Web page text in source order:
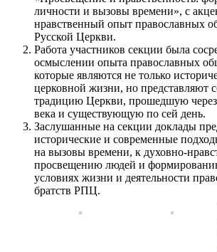
личности и вызовы времени», с
нравственный опыт православных
Русской Церкви.
Работа участников секции была
осмыслении опыта православных
которые являются не только
церковной жизни, но представляют
традицию Церкви, прошедшую
века и существующую по сей день.
Заслушанные на секции доклады
исторические и современные
на вызовы времени, к духовно-
просвещению людей и
условиях жизни и деятельности
братств РПЦ.